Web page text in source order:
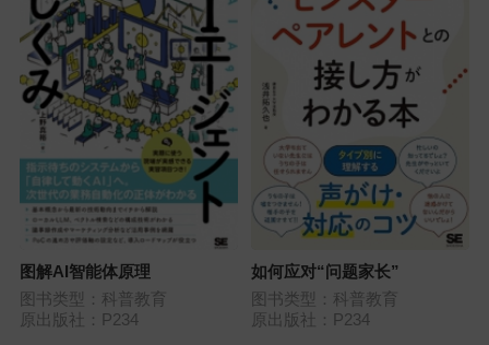
图解AI智能体原理
图书类型：科普教育
原出版社：P234
如何应对“问题家长”
图书类型：科普教育
原出版社：P234